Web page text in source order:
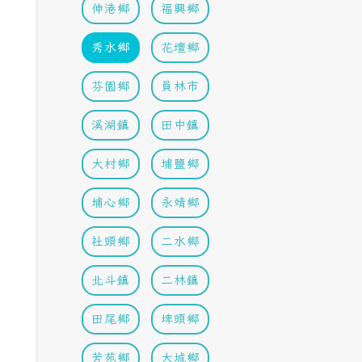
伸港鄉 福興鄉
秀水鄉 花壇鄉
芬園鄉 員林市
溪湖鎮 田中鎮
大村鄉 埔鹽鄉
埔心鄉 永靖鄉
社頭鄉 二水鄉
北斗鎮 二林鎮
田尾鄉 埤頭鄉
芳苑鄉 大城鄉